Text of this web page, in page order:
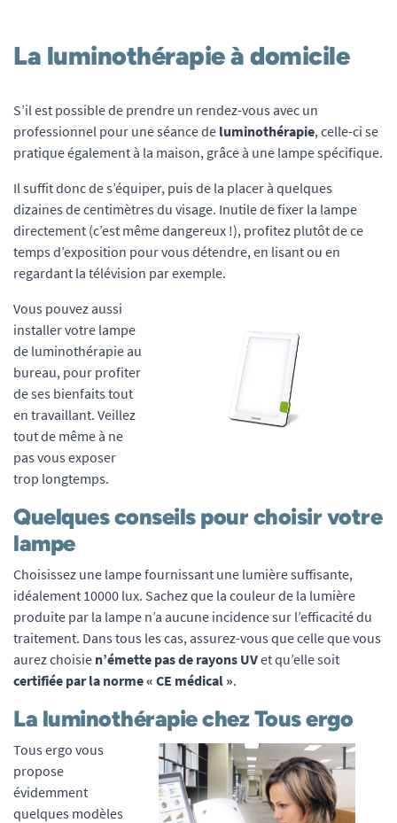
La luminothérapie à domicile
S’il est possible de prendre un rendez-vous avec un
professionnel pour une séance de luminothérapie, celle-ci se
pratique également à la maison, grâce à une lampe spécifique.
Il suffit donc de s’équiper, puis de la placer à quelques
dizaines de centimètres du visage. Inutile de fixer la lampe
directement (c’est même dangereux !), profitez plutôt de ce
temps d’exposition pour vous détendre, en lisant ou en
regardant la télévision par exemple.
Vous pouvez aussi
installer votre lampe
de luminothérapie au
bureau, pour profiter
de ses bienfaits tout
en travaillant. Veillez
tout de même à ne
pas vous exposer
trop longtemps.
Quelques conseils pour choisir votre
lampe
Choisissez une lampe fournissant une lumière suffisante,
idéalement 10000 lux. Sachez que la couleur de la lumière
produite par la lampe n’a aucune incidence sur l’efficacité du
traitement. Dans tous les cas, assurez-vous que celle que vous
aurez choisie n’émette pas de rayons UVet qu’elle soit
certifiée par la norme « CE médical ».
La luminothérapie chez Tous ergo
Tous ergo vous
propose
évidemment
quelques modèles